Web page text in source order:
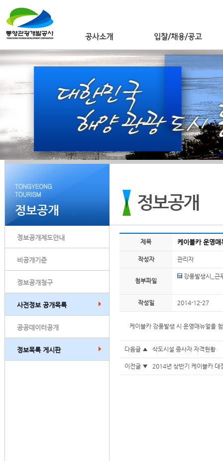
정보공개제도안내
비공개기준
정보공개청구
사전정보 공개목록
공공데이터공개
정보목록 게시판
제목 케이블카 운영
작성자 관리자
첨부파일
강풍발생시_근
작성일 2014-12-27
케이블카 강풍발생 시 운영매뉴얼을
다음글 ▲ 삭도시설 종사자 자격현황
이전글 ▼ 2014년 상반기 케이블카 대